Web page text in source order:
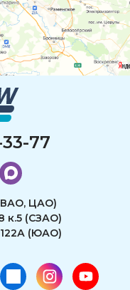
77
ЦАО)
к.5 (СЗАО)
(ЮАО)